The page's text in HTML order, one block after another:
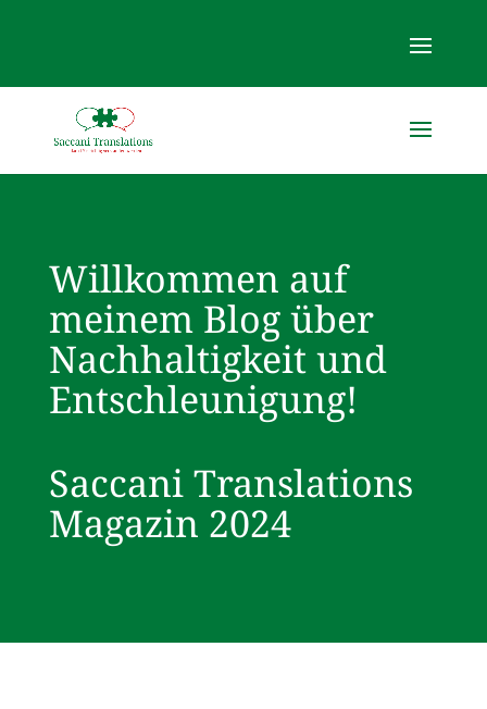
Willkommen auf
meinem Blog über
Nachhaltigkeit und
Entschleunigung!
Saccani Translations
Magazin 2024